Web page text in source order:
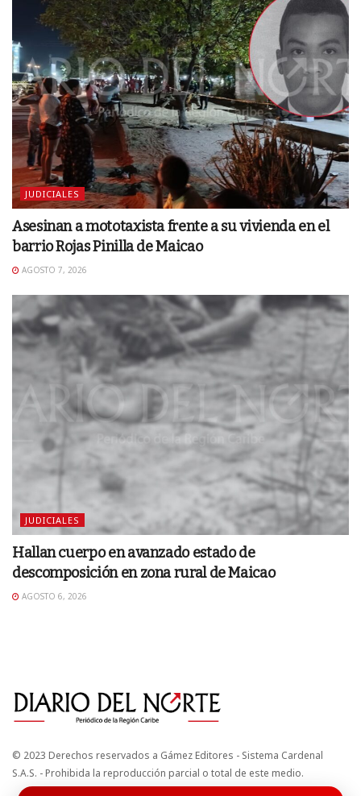
JUDICIALES
Asesinan a mototaxista frente a su vivienda en el
barrio Rojas Pinilla de Maicao
AGOSTO 7, 2026
JUDICIALES
Hallan cuerpo en avanzado estado de
descomposición en zona rural de Maicao
AGOSTO 6, 2026
© 2023 Derechos reservados a Gámez Editores - Sistema Cardenal
S.A.S. - Prohibida la reproducción parcial o total de este medio.